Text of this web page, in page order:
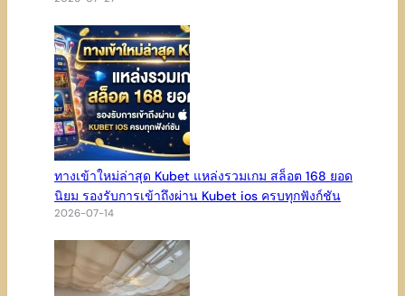
ทางเข้าใหม่ล่าสุด Kubet แหล่งรวมเกม สล็อต 168 ยอด
นิยม รองรับการเข้าถึงผ่าน Kubet ios ครบทุกฟังก์ชัน
2026-07-14